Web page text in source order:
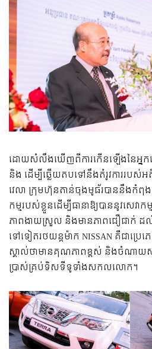
ដោយសំលឹងឃើញពីការកើនឡើងនៃអ្នកប្
និង ដើម្បីឆ្លើយតបទៅនឹងតំរូវការរប
វេលា ក្រុមហ៊ុនតាន់ចុងមូធ័របាននឹងកំពុង​
កម្មរបស់ខ្លួនដើម្បីធា​នា​ឱ្យ​បាន​នូវសេវ
ភាពងាយ​ស្រួល និងមានភាពជឿជាក់
ទៅទៀតរថយន្តម៉ាក NISSAN គឺជាប្រេ
ស្គាល់ថាមានគុណភាពខ្ពស់ និងចំណាយ
ប្រាស់គ្រប់ទិសទីទូទាំងសកលលោក។